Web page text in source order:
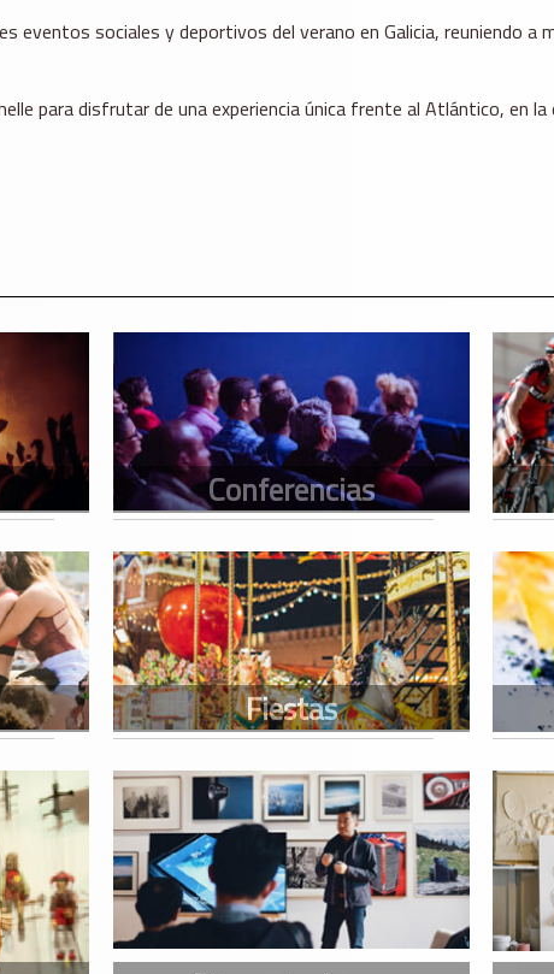
eventos sociales y deportivos del verano en Galicia, reuniendo a
para disfrutar de una experiencia única frente al Atlántico, en